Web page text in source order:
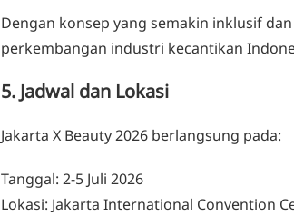
Dengan konsep yang semakin inklusif
perkembangan industri kecantikan
5. Jadwal dan Lokasi
Jakarta X Beauty 2026 berlangsung pada:
Tanggal: 2-5 Juli 2026
Lokasi: Jakarta International Convention